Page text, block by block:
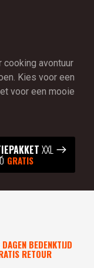
avontuur
Kies voor een
voor een mooie
XXL
GRATIS
BEDENKTIJD
RETOUR